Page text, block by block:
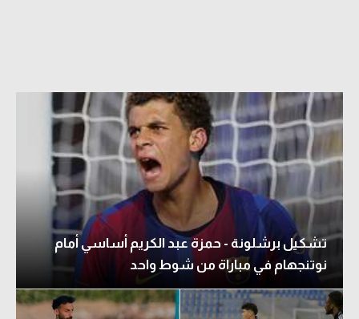
تشكيل برشلونة - حمزة عبد الكريم أساسي أمام
نوتنجهام في مباراة من شوط واحد